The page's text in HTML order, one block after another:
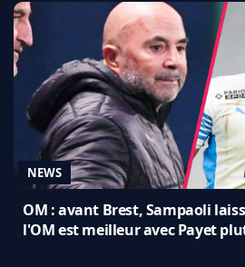
NEWS
OM : avant Brest, Sampaoli
l'OM est meilleur avec Payet